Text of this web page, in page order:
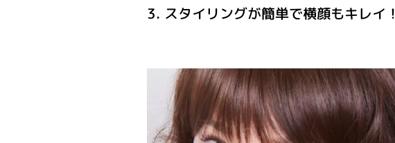
3. スタイリングが簡単で横顔もキレイ